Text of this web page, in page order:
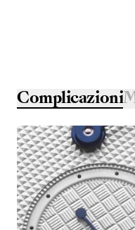
Complicazioni